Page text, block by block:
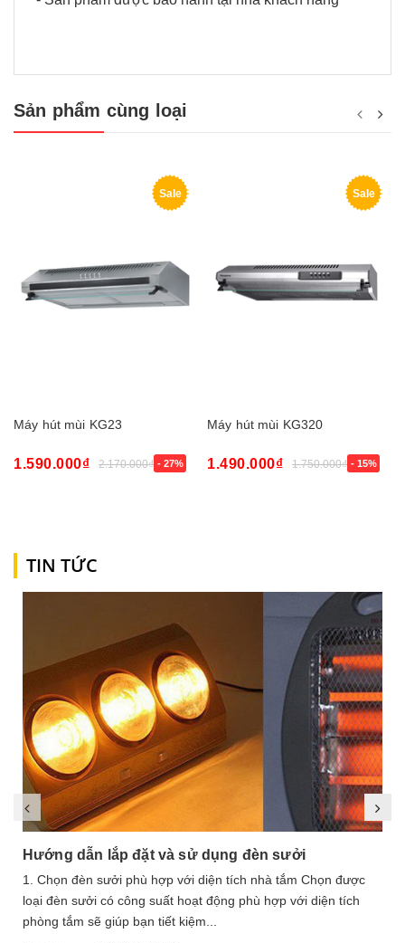
Sản phẩm cùng loại
Sale
Máy hút mùi KG23
1.590.000₫ 2.170.000₫ - 27%
Sale
Máy hút mùi KG320
1.490.000₫ 1.750.000₫ - 15%
TIN TỨC
Hướng dẫn lắp đặt và sử dụng đèn sưởi
1. Chọn đèn sưởi phù hợp với diện tích nhà tắm Chọn được
loại đèn sưởi có công suất hoạt động phù hợp với diện tích
phòng tắm sẽ giúp bạn tiết kiệm...